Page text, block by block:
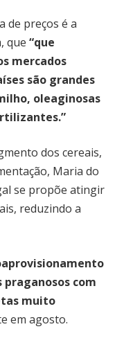
de preços é a
que “que
mercados
são grandes
oleaginosas
dos cereais,
Maria do
se propõe atingir
reduzindo a
praganosos com
muito
em agosto.